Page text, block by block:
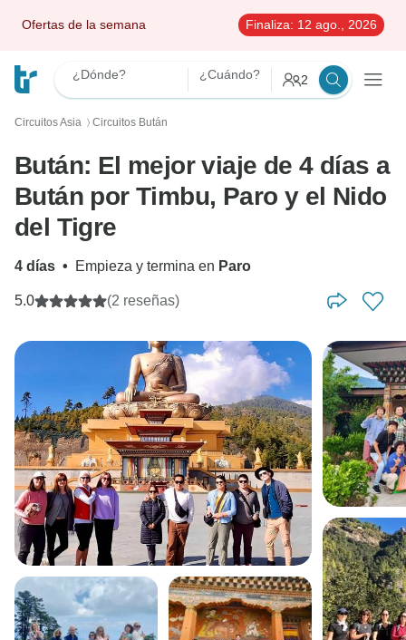
Ofertas de la semana Finaliza: 12 ago., 2026
¿Dónde? ¿Cuándo? 2
Circuitos Asia 〉 Circuitos Bután
Bután: El mejor viaje de 4 días a
Bután por Timbu, Paro y el Nido
del Tigre
4 días • Empieza y termina en Paro
5.0 (2 reseñas)